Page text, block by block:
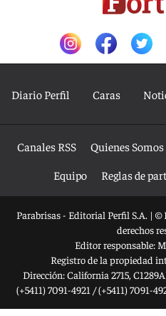
Diario Perfil Caras
Canales RSS Quienes Somos
Equipo
Reglas de
Parabrisas - Editorial Perfil S.A. | ©
derechos
Editor responsable:
Registro de la propiedad
Dirección:California 2715,
(+5411) 7091-4921 /(+5411) 7091-